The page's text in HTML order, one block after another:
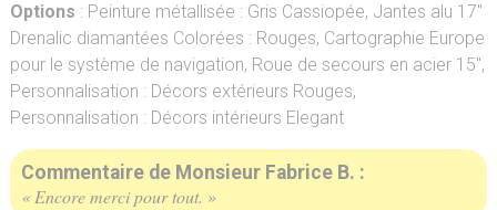
Options : Peinture métallisée : Gris Cassiopée, Jantes alu 17"
Drenalic diamantées Colorées : Rouges, Cartographie Europe
pour le système de navigation, Roue de secours en acier 15",
Personnalisation : Décors extérieurs Rouges,
Personnalisation : Décors intérieurs Elegant
Commentaire de Monsieur Fabrice B. :
« Encore merci pour tout. »